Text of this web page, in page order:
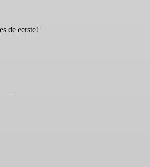
de eerste!